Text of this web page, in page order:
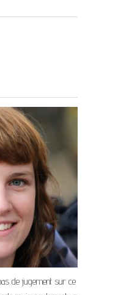
de jugement sur ce